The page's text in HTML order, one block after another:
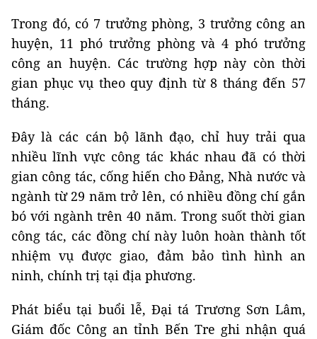
Trong đó, có 7 trưởng phòng, 3 trưởng công an
huyện, 11 phó trưởng phòng và 4 phó trưởng
công an huyện. Các trường hợp này còn thời
gian phục vụ theo quy định từ 8 tháng đến 57
tháng.
Đây là các cán bộ lãnh đạo, chỉ huy trải qua
nhiều lĩnh vực công tác khác nhau đã có thời
gian công tác, cống hiến cho Đảng, Nhà nước và
ngành từ 29 năm trở lên, có nhiều đồng chí gắn
bó với ngành trên 40 năm. Trong suốt thời gian
công tác, các đồng chí này luôn hoàn thành tốt
nhiệm vụ được giao, đảm bảo tình hình an
ninh, chính trị tại địa phương.
Phát biểu tại buổi lễ, Đại tá Trương Sơn Lâm,
Giám đốc Công an tỉnh Bến Tre ghi nhận quá